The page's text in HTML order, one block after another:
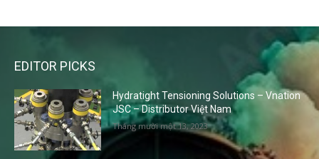
EDITOR PICKS
Hydratight Tensioning Solutions – Vnation
JSC – Distributor Việt Nam
Tháng mười một 13, 2023